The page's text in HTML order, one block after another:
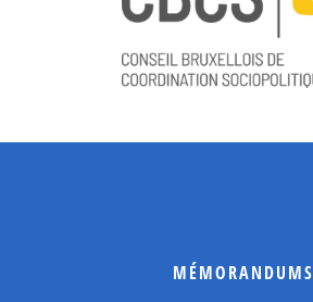
MÉMORANDUMS